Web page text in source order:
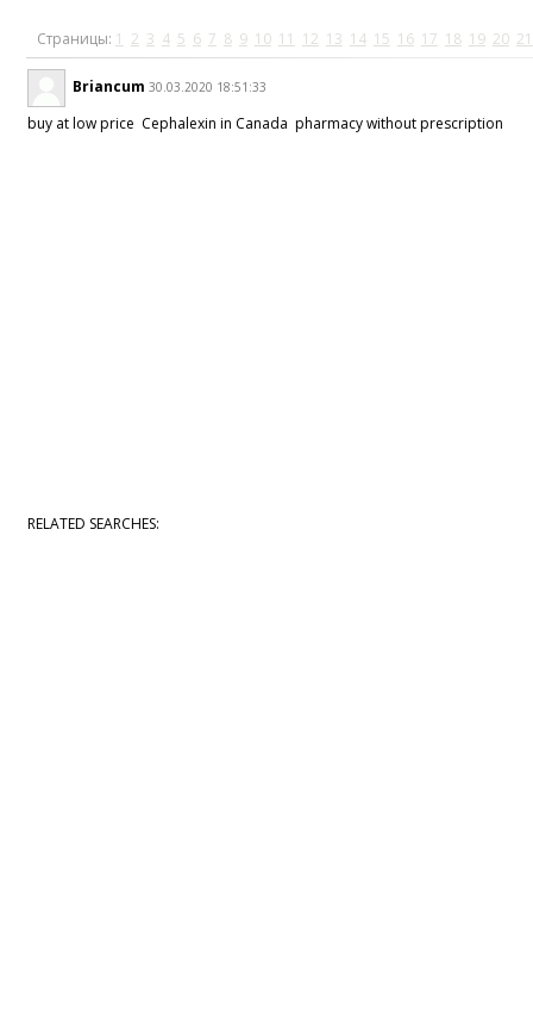
Страницы: 1 2 3 4 5 6 7 8 9 10 11 12 13 14 15 16 17 18 19 20 21
Briancum 30.03.2020 18:51:33
buy at low price Cephalexin in Canada pharmacy without prescription
RELATED SEARCHES: